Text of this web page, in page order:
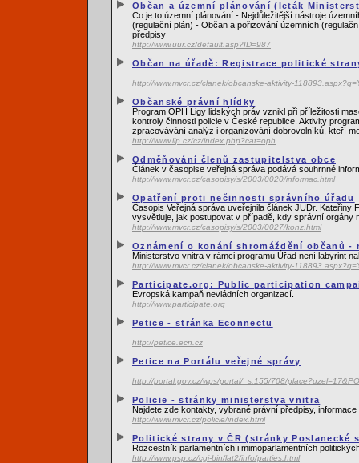
Občan a územní plánování (leták
Co je to územní plánování - Nejdůležitější nástroje
(regulační plán) - Občan a pořizování územních
předpisy
http://www.uur.cz/default.asp?ID=987
Občan na úřadě: Registrace politické
http://www.mvcr.cz/clanek/obcanske-aktivity-
Občanské právní hlídky
Program OPH Ligy lidských práv vznikl při příležitosti
kontroly činnosti policie v České republice. Aktivity
zpracovávání analýz i organizování dobrovolníků, kteří
http://www.llp.cz/cz/index.php?cat=oph
Odměňování členů zastupitelstva obce
Ćlánek v časopise veřejná správa podává souhrnné
http://www.mvcr.cz/casopisy/s/2003/0020/informac.html
Opatření proti nečinnosti správního úřadu
Časopis Veřejná správa uveřejnila článek JUDr.
vysvětluje, jak postupovat v případě, kdy správní orgány
http://www.mvcr.cz/casopisy/s/2003/0027/konz.html
Oznámení o konání shromáždění občanů
Ministerstvo vnitra v rámci programu Úřad není labyrint
http://www.mvcr.cz/clanek/obcanske-aktivity-
Participate.org: Public participation
Evropská kampaň nevládních organizací.
http://www.participate.org
Petice - stránka Econnectu
http://petice.ecn.cz
Petice na Portálu veřejné správy
http://portal.gov.cz/wps/portal/_s.155/708/
Policie - stránky ministerstva vnitra
Najdete zde kontakty, vybrané právní předpisy,
http://www.mvcr.cz/policie/index.html
Politické strany v ČR (stránky Poslanecké
Rozcestník parlamentních i mimoparlamentních
http://www.psp.cz/cgi-bin/lat2/info/parties.html